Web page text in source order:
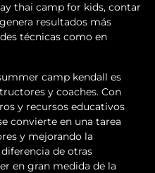
thai camp for kids, contar
resultados más
técnicas como en
camp kendall es
y coaches. Con
y recursos educativos
convierte en una tarea
y mejorando la
de otras
en gran medida de la